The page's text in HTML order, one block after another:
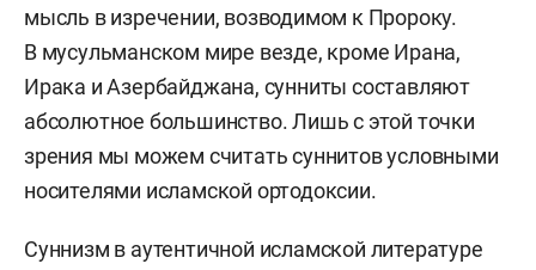
мысль в изречении, возводимом к Пророку.
В мусульманском мире везде, кроме Ирана,
Ирака и Азербайджана, сунниты составляют
абсолютное большинство. Лишь с этой точки
зрения мы можем считать суннитов условными
носителями исламской ортодоксии.
Суннизм в аутентичной исламской литературе